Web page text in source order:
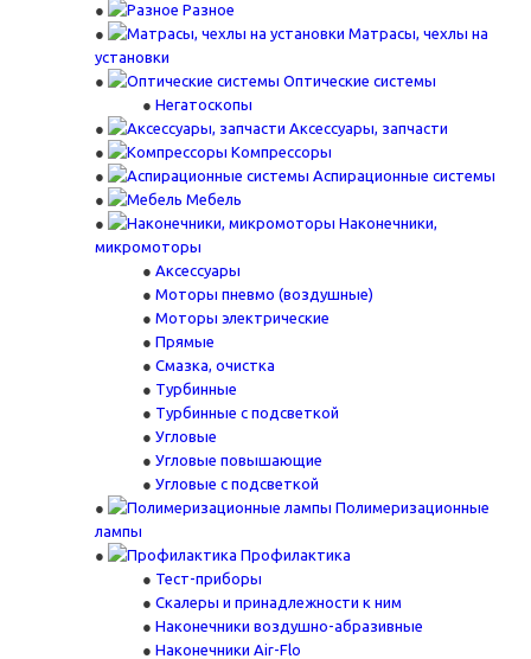
Разное
Матрасы, чехлы на
установки
Оптические системы
Негатоскопы
Аксессуары, запчасти
Компрессоры
Аспирационные системы
Мебель
Наконечники,
микромоторы
Аксессуары
Моторы пневмо (воздушные)
Моторы электрические
Прямые
Смазка, очистка
Турбинные
Турбинные с подсветкой
Угловые
Угловые повышающие
Угловые с подсветкой
Полимеризационные
лампы
Профилактика
Тест-приборы
Скалеры и принадлежности к ним
Наконечники воздушно-абразивные
Наконечники Air-Flo